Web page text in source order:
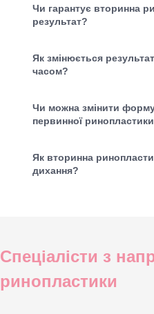
Чи гарантує вторинна
результат?
Як змінюється
часом?
Чи можна змінити форму
первинної
Як вторинна
дихання?
Спеціалісти з
ринопластики